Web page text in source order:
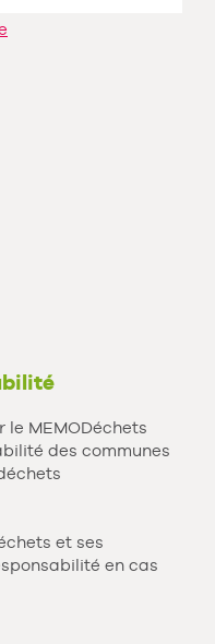
le MEMODéchets
des communes
et ses
en cas